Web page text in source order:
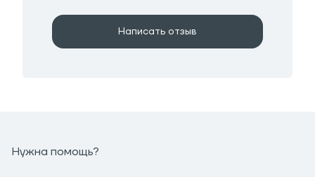
Написать отзыв
Нужна помощь?